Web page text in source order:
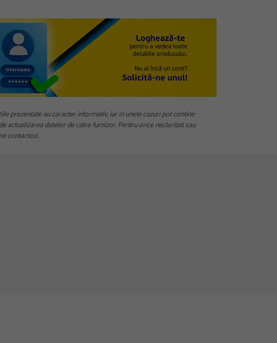
prezentate au caracter informativ, iar in unele cazuri pot contine
actualizarea datelor de catre furnizor. Pentru orice neclaritati sau
contactezi.